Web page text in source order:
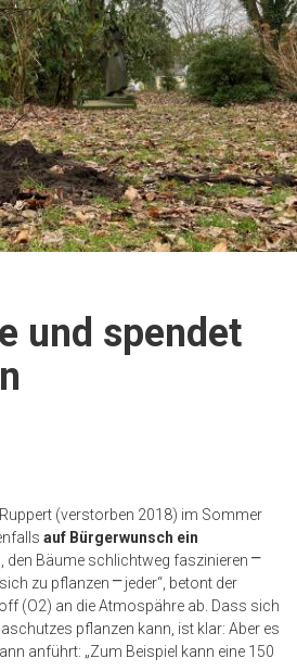
und spendet
(verstorben 2018) im Sommer
auf Bürgerwunsch ein
, den Bäume schlichtweg faszinieren ⎻
zu pflanzen ⎻jeder“, betont der
(O2) an die Atmospähre ab. Dass sich
pflanzen kann, ist klar: Aber es
anführt: „Zum Beispiel kann eine 150